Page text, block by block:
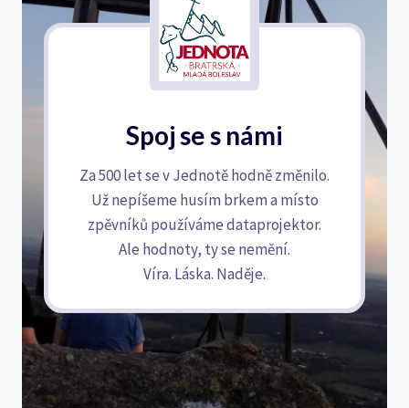
Spoj se s námi
Za 500 let se v Jednotě hodně změnilo.
Už nepíšeme husím brkem a místo
zpěvníků používáme dataprojektor.
Ale hodnoty, ty se nemění.
Víra. Láska. Naděje.